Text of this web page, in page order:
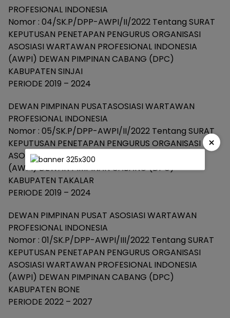
PROFESIONAL INDONESIA
Nomor : 04/SK.P/DPP-AWPI/II/2022 Tentang SURAT
KEPUTUSAN PENETAPAN PENGURUS ORGANISASI
ASOSIASI WARTAWAN PROFESIONAL INDONESIA
(AWPI) DEWAN PIMPINAN CABANG (DPC)
KABUPATEN SINJAI
PERIODE 2019 – 2024
DEWAN PIMPINAN PUSATASOSIASI WARTAWAN
PROFESIONAL INDONESIA
Nomor : 05/SK.P/DPP-AWPI/II/2022 Tentang SURAT
KEPUTUSAN PENETAPAN PENGURUS ORGANISASI
ASOSIASI WARTAWAN PROFESIONAL INDONESIA
(AWPI) DEWAN PIMPINAN CABANG (DPC)
KABUPATEN TAKALAR
PERIODE 2019 – 2024
DEWAN PIMPINAN PUSAT ASOSIASI WARTAWAN
PROFESIONAL INDONESIA
Nomor : 01/SK.P/DPP-AWPI/III/2022 Tentang SURAT
KEPUTUSAN PENETAPAN PENGURUS ORGANISASI
ASOSIASI WARTAWAN PROFESIONAL INDONESIA
(AWPI) DEWAN PIMPINAN CABANG (DPC)
KABUPATEN BONE
PERIODE 2022 – 2027
×